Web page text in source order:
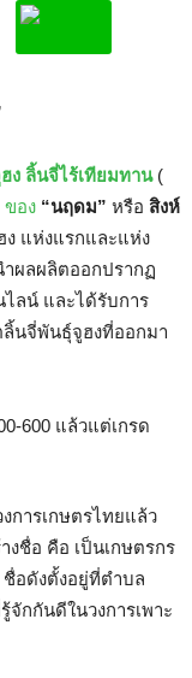
ง ลิ้นจี่ไร้เทียมทาน(
ของ “นฤดม” หรือ สิงห์
ง แห่งแรกและแห่ง
ำผลผลิตออกปรากฏ
ลน์ และได้รับการ
นจี่พันธุ์จูฮงที่ออกมา
การเกษตรไทยแล้ว
งชื่อ คือ เป็นเกษตรกร
ชื่อดังตั้งอยู่ที่ตำบล
กกันดีในวงการเพาะ